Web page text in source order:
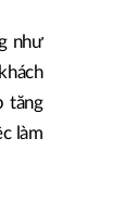
như
tăng
làm